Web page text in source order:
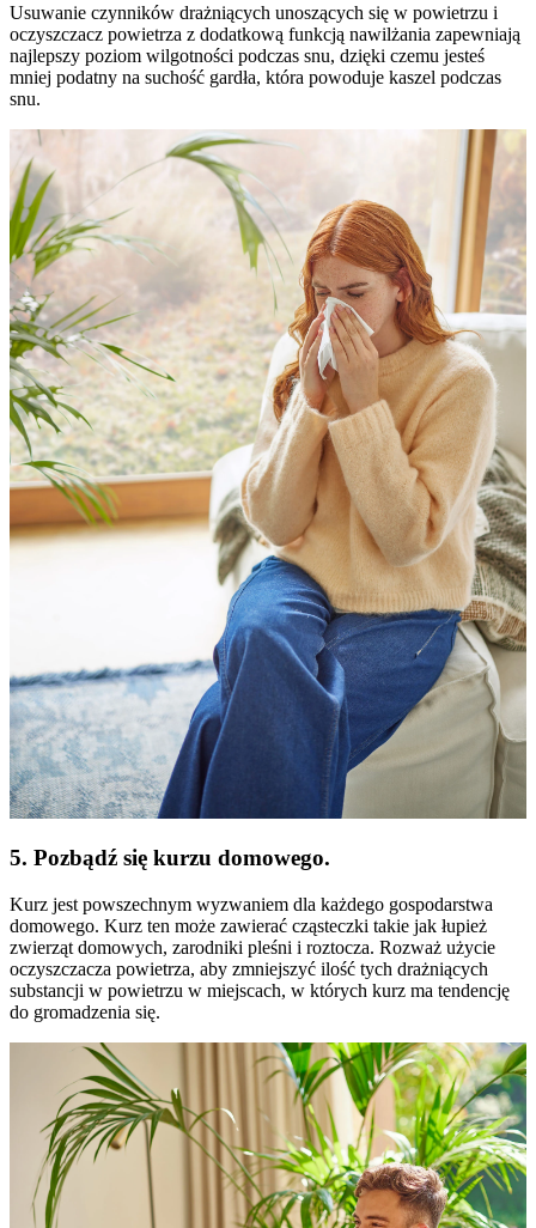
Usuwanie czynników drażniących unoszących się w powietrzu i
oczyszczacz powietrza z dodatkową funkcją nawilżania zapewniają
najlepszy poziom wilgotności podczas snu, dzięki czemu jesteś
mniej podatny na suchość gardła, która powoduje kaszel podczas
snu.
5. Pozbądź się kurzu domowego.
Kurz jest powszechnym wyzwaniem dla każdego gospodarstwa
domowego. Kurz ten może zawierać cząsteczki takie jak łupież
zwierząt domowych, zarodniki pleśni i roztocza. Rozważ użycie
oczyszczacza powietrza, aby zmniejszyć ilość tych drażniących
substancji w powietrzu w miejscach, w których kurz ma tendencję
do gromadzenia się.